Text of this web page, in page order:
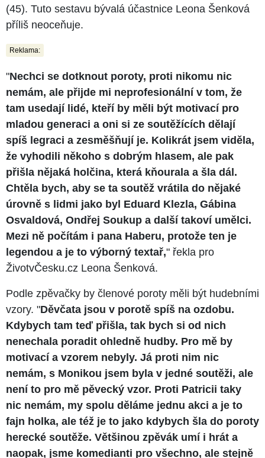
(45). Tuto sestavu bývalá účastnice Leona Šenková
příliš neoceňuje.
Reklama:
"Nechci se dotknout poroty, proti nikomu nic
nemám, ale přijde mi neprofesionální v tom, že
tam usedají lidé, kteří by měli být motivací pro
mladou generaci a oni si ze soutěžících dělají
spíš legraci a zesměšňují je. Kolikrát jsem viděla,
že vyhodili někoho s dobrým hlasem, ale pak
přišla nějaká holčina, která kňourala a šla dál.
Chtěla bych, aby se ta soutěž vrátila do nějaké
úrovně s lidmi jako byl Eduard Klezla, Gábina
Osvaldová, Ondřej Soukup a další takoví umělci.
Mezi ně počítám i pana Haberu, protože ten je
legendou a je to výborný textař," řekla pro
ŽivotvČesku.cz Leona Šenková.
Podle zpěvačky by členové poroty měli být hudebními
vzory. "Děvčata jsou v porotě spíš na ozdobu.
Kdybych tam teď přišla, tak bych si od nich
nenechala poradit ohledně hudby. Pro mě by
motivací a vzorem nebyly. Já proti nim nic
nemám, s Monikou jsem byla v jedné soutěži, ale
není to pro mě pěvecký vzor. Proti Patricii taky
nic nemám, my spolu děláme jednu akci a je to
fajn holka, ale též je to jako kdybych šla do poroty
herecké soutěže. Většinou zpěvák umí i hrát a
naopak, jsme komedianti pro všechno, ale stejně